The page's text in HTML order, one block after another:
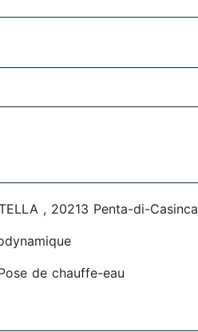
, 20213 Penta-di-Casinca
de chauffe-eau